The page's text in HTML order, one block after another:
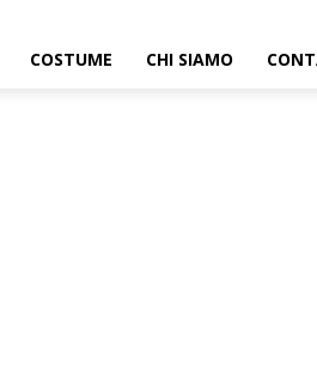
COSTUME CHI SIAMO